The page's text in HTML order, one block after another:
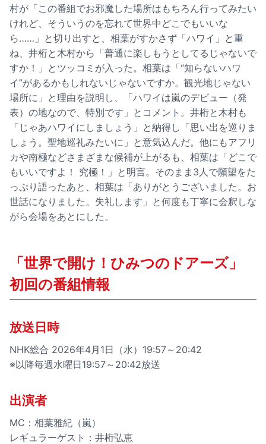
村が「この番組でお邪魔した場所はもちろん行ってみたい
けれど、そういうのを忘れて世界中どこでもいいな
ら……」と切り出すと、相葉がすかさず「ハワイ」と重
ね、井桁と木村から「普通に楽しもうとしてるじゃないで
すか！」とツッコミが入った。相葉は「“知らないハワ
イ”があるかもしれないじゃないですか。観光地じゃない
場所に」と理由を説明し、「ハワイは嵐のデビュー（発
表）の地なので、特別です」とコメント。井桁と木村も
「じゃあハワイにしましょう」と納得し「思い出を巡りま
しょう。聖地巡礼みたいに」と意気込んだ。他にもアフリ
カや南極などさまざまな候補が上がるも、相葉は「どこで
もいいですよ！ 究極！」と明言。そのまま3人で願望をた
っぷり語ったあと、相葉は「ありがとうございました。お
世話になりました。失礼します」と何度も丁寧に会釈しな
がら会場をあとにした。
「世界で開け！ひみつのドアーズ」
初回の番組情報
放送日時
NHK総合 2026年4月1日（水）19:57～20:42
※以降毎週水曜日19:57～20:42放送
出演者
MC：相葉雅紀（嵐）
レギュラーゲスト：井桁弘恵